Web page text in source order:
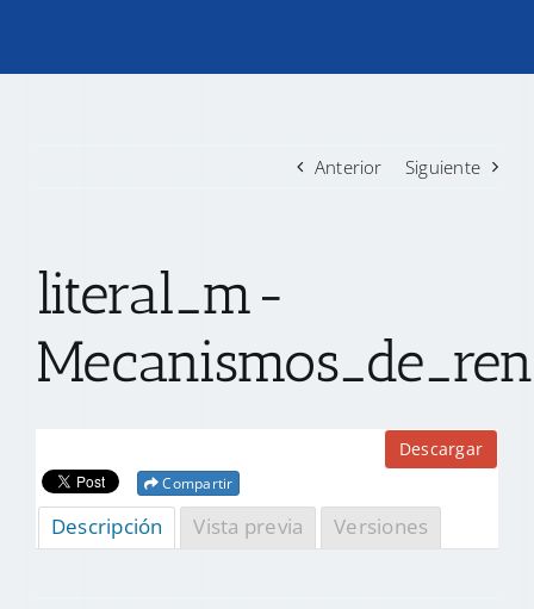
TRANSPARENCIA
CONTACTO
Anterior Siguiente
literal_m-
Descargar
Compartir
Descripción Vista previa Versiones